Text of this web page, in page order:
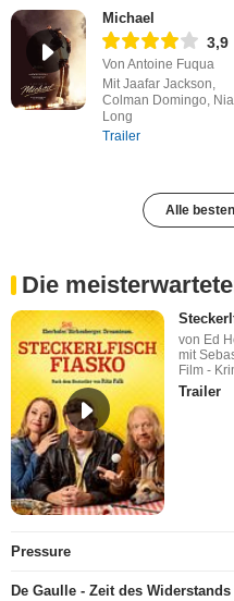
Michael
3,9
Von Antoine Fuqua
Mit Jaafar Jackson,
Colman Domingo, Nia
Long
Trailer
Alle
Die
von Ed
mit
Film -
Trailer
Pressure
De Gaulle - Zeit des Widerstands